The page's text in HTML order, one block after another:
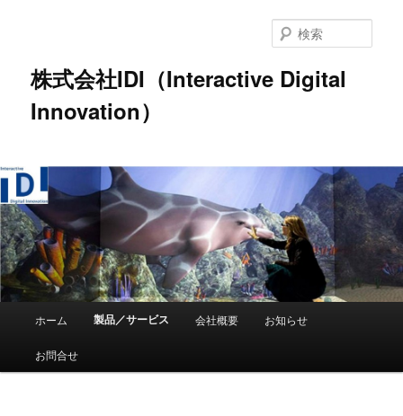
株式会社IDI（Interactive Digital
Innovation）
索
メ
メ
イ
ホーム 製品／サービス 会社概要 お知らせ
お問合せ